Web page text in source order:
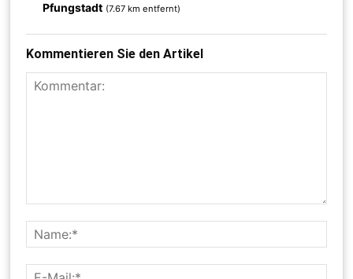
Pfungstadt (7.67 km entfernt)
Kommentieren Sie den Artikel